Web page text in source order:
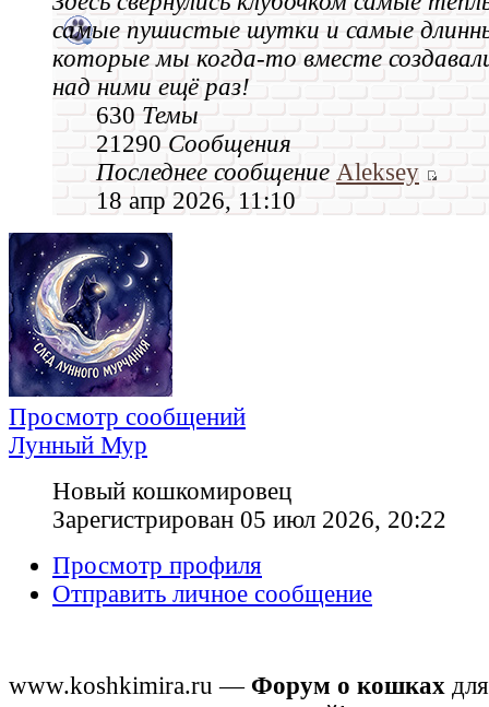
самые пушистые шутки и самые
которые мы когда‑то вместе
над ними ещё раз!
630 Темы
21290 Сообщения
Последнее сообщение Aleksey
18 апр 2026, 11:10
Просмотр сообщений
Лунный Мур
Новый кошкомировец
Зарегистрирован 05 июл 2026, 20:22
Просмотр профиля
Отправить личное сообщение
www.koshkimira.ru — Форум о кошках